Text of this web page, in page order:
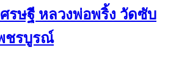
รษฐี หลวงพ่อพริ้ง วัดซับ
ชรบูรณ์